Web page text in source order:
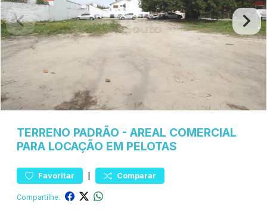
TERRENO PADRÃO - AREAL COMERCIAL
PARA LOCAÇÃO EM PELOTAS
Favoritar | Comparar
Compartilhe: